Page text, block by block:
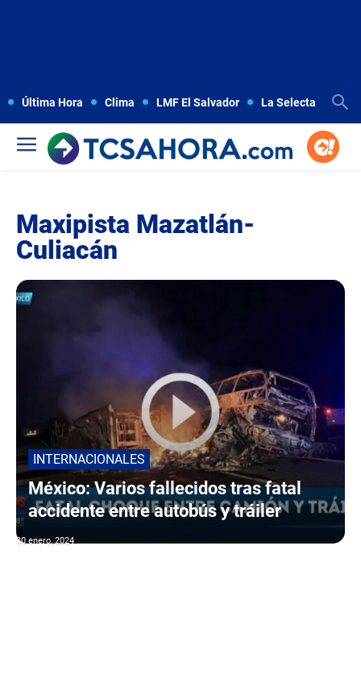
Última Hora Clima LMF El Salvador La Selecta
Maxipista Mazatlán-
Culiacán
INTERNACIONALES
México: Varios fallecidos tras fatal
accidente entre autobús y tráiler
30 enero, 2024